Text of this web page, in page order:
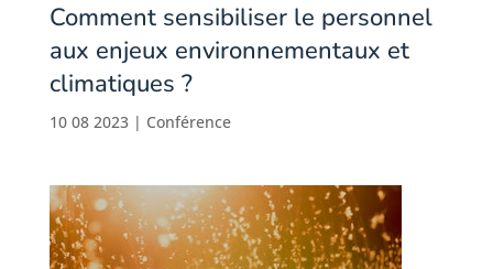
Comment sensibiliser le personnel
aux enjeux environnementaux et
climatiques ?
10 08 2023| Conférence